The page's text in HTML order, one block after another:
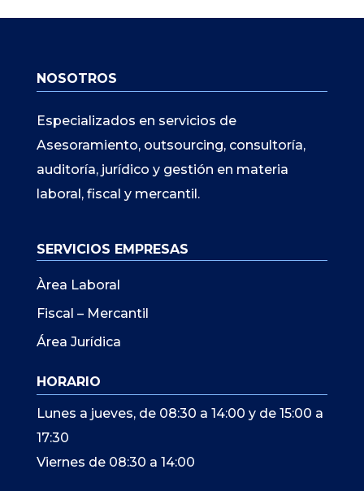
NOSOTROS
Especializados en servicios de
Asesoramiento, outsourcing, consultoría,
auditoría, jurídico y gestión en materia
laboral, fiscal y mercantil.
SERVICIOS EMPRESAS
Àrea Laboral
Fiscal – Mercantil
Área Jurídica
HORARIO
Lunes a jueves, de 08:30 a 14:00 y de 15:00 a
17:30
Viernes de 08:30 a 14:00